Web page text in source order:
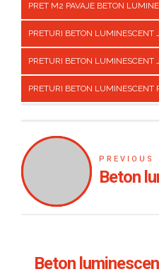
PRET M2 PAVAJE BETON
PRETURI BETON LUMINESCENT
PRETURI BETON LUMINESCENT
PRETURI BETON LUMINESCENT
PREVIOUS
Beton
Beton